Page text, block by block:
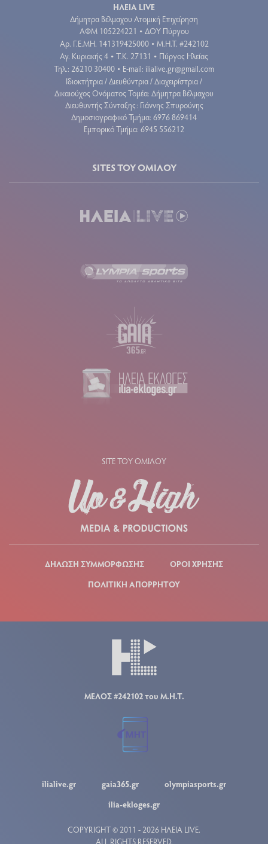
ΗΛΕΙΑ LIVE
Δήμητρα Βέλμαχου Ατομική Επιχείρηση
ΑΦΜ 105224221 • ΔΟΥ Πύργου
Aρ. Γ.Ε.ΜΗ. 141319425000 • Μ.Η.Τ. #242102
Αγ. Κυριακής 4 • Τ.Κ. 27131 • Πύργος Ηλείας
Τηλ.: 26210 30400 • E-mail: ilialive.gr@gmail.com
Ιδιοκτήτρια / Διευθύντρια / Διαχειρίστρια /
Δικαιούχος Ονόματος Τομέα: Δήμητρα Βέλμαχου
Διευθυντής Σύνταξης: Γιάννης Σπυρούνης
Δημοσιογραφικό Τμήμα: 6976 869414
Εμπορικό Τμήμα: 6945 556212
SITES ΤΟΥ ΟΜΙΛΟΥ
SITE ΤΟΥ ΟΜΙΛΟΥ
ΔΗΛΩΣΗ ΣΥΜΜΟΡΦΩΣΗΣ
ΟΡΟΙ ΧΡΗΣΗΣ
ΠΟΛΙΤΙΚΗ ΑΠΟΡΡΗΤΟΥ
ΜΕΛΟΣ #242102 του Μ.Η.Τ.
ilialive.gr gaia365.gr
olympiasports.gr
ilia-ekloges.gr
COPYRIGHT © 2011 - 2026 ΗΛΕΙΑ LIVE.
ALL RIGHTS RESERVED.